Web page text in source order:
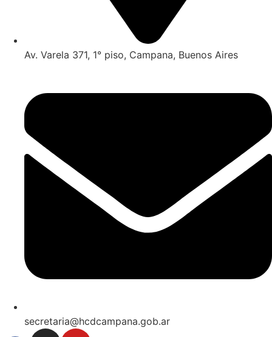
Av. Varela 371, 1° piso, Campana, Buenos Aires
secretaria@hcdcampana.gob.ar